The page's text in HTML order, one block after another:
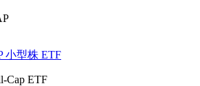
小型株 ETF
Cap ETF